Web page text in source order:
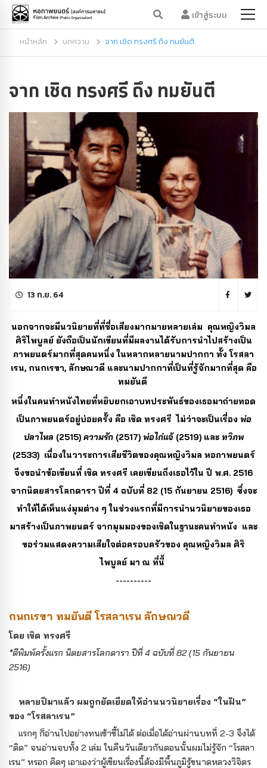
เข้าสู่ระบบ
หน้าหลัก บทความ จาก เชิด ทรงศรี ถึง ทมยันตี
จาก เชิด ทรงศรี ถึง ทมยันตี
13 ก.ย. 64
นอกจากจะมีนวนิยายที่ที่ชื่อเสียงมากมายหลายเล่ม คุณหญิงวิมล
ศิริไพบูลย์ ยังถือเป็นนักเขียนที่มีผลงานได้รับการนำไปสร้างเป็น
ภาพยนตร์มากที่สุดคนหนึ่ง ในหลากหลายนามปากกา ทั้ง โรสลา
เรน, กนกเรขา, ลักษณวดี และนามปากกาที่เป็นที่รู้จักมากที่สุด คือ
ทมยันตี
หนึ่งในคนทำหนังไทยที่หยิบยกเอาบทประพันธ์ของเธอมาถ่ายทอด
เป็นภาพยนตร์อยู่บ่อยครั้ง คือ เชิด ทรงศรี ไม่ว่าจะเป็นเรื่อง พ่อ
ปลาไหล (2515) ความรัก(2517) พ่อไก่แจ้(2519) และ ทวิภพ
(2533) เนื่องในวาระการเสียชีวิตของคุณหญิงวิมล หอภาพยนตร์
จึงขอนำข้อเขียนที่ เชิด ทรงศรี เคยเขียนถึงเธอไว้ใน ปี พ.ศ. 2516
จากนิตยสารโลกดารา ปีที่ 4 ฉบับที่ 82 (15 กันยายน 2516) ซึ่งจะ
ทำให้ได้เห็นแง่มุมต่าง ๆ ในช่วงแรกที่มีการนำนวนิยายของเธอ
มาสร้างเป็นภาพยนตร์ จากมุมมองของเชิดในฐานะคนทำหนัง และ
ขอร่วมแสดงความเสียใจต่อครอบครัวของ คุณหญิงวิมล ศิริ
ไพบูลย์ มา ณ ที่นี้
----------
กนกเรขา ทมยันตี โรสลาเรน ลักษณวดี
โดย เชิด ทรงศรี
*ตีพิมพ์ครั้งแรก นิตยสารโลกดารา ปีที่ 4 ฉบับที่ 82 (15 กันยายน
2516)
หลายปีมาแล้ว ผมถูกยัดเยียดให้อ่านนวนิยายเรื่อง “ในฝัน”
ของ “โรสลาเรน”
แรกๆ ก็อ่านไปอย่างทนเซ้าซี้ไม่ได้ ต่อเมื่อได้อ่านผ่านบทที่ 2-3 จึงได้
“ติด” จนอ่านจบทั้ง 2 เล่ม ในคืนวันเดียวกันตอนนั้นผมไม่รู้จัก “โรสลา
เรน” หรอก คิดๆ เอาเองว่าผู้เขียนเรื่องนี้ต้องมีพื้นภูมิรู้ขนาดหลวงวิจิตร